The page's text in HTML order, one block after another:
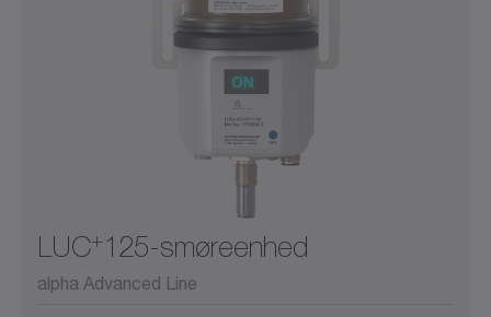
LUC+125-smøreenhed
alpha Advanced Line